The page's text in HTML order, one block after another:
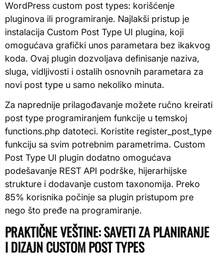
WordPress custom post types: korišćenje
pluginova ili programiranje. Najlakši pristup je
instalacija Custom Post Type UI plugina, koji
omogućava grafički unos parametara bez ikakvog
koda. Ovaj plugin dozvoljava definisanje naziva,
sluga, vidljivosti i ostalih osnovnih parametara za
novi post type u samo nekoliko minuta.
Za naprednije prilagođavanje možete ručno kreirati
post type programiranjem funkcije u temskoj
functions.php datoteci. Koristite register_post_type
funkciju sa svim potrebnim parametrima. Custom
Post Type UI plugin dodatno omogućava
podešavanje REST API podrške, hijerarhijske
strukture i dodavanje custom taxonomija. Preko
85% korisnika počinje sa plugin pristupom pre
nego što pređe na programiranje.
PRAKTIČNE VEŠTINE: SAVETI ZA PLANIRANJE
I DIZAJN CUSTOM POST TYPES